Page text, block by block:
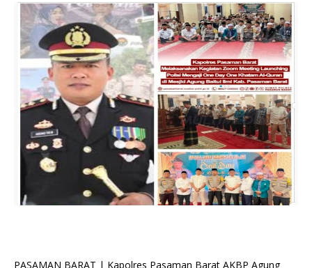
PASAMAN BARAT | Kapolres Pasaman Barat AKBP Agung